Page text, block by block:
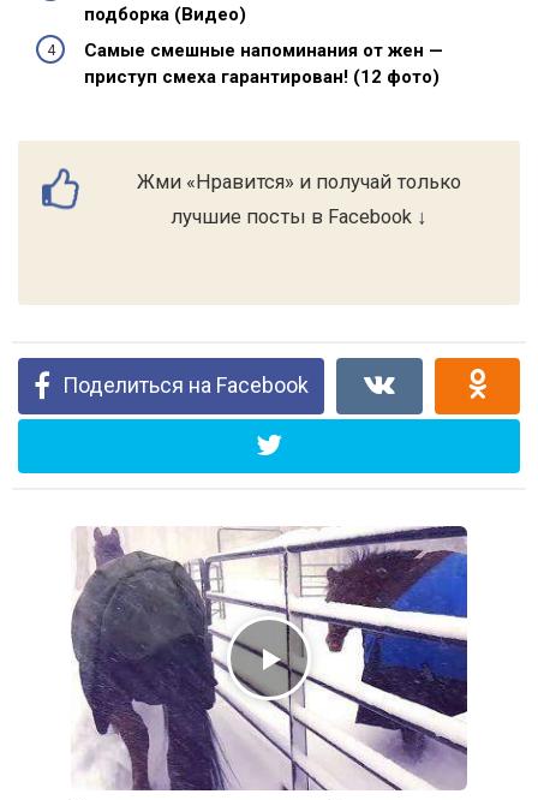
подборка (Видео)
Самые смешные напоминания от жен —
приступ смеха гарантирован! (12 фото)
Жми «Нравится» и получай только
лучшие посты в Facebook ↓
Поделиться на Facebook